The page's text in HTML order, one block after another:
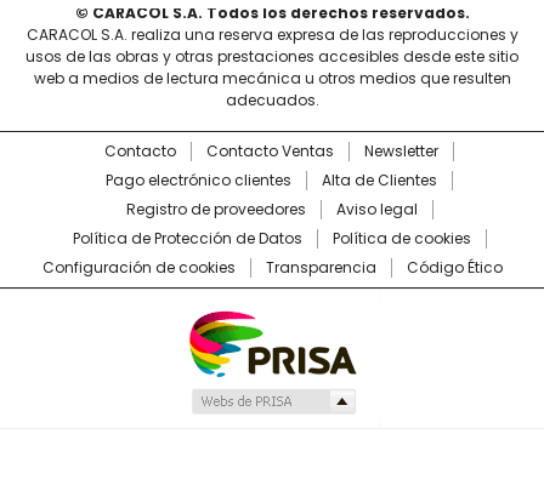
© CARACOL S.A. Todos los derechos reservados.
CARACOL S.A. realiza una reserva expresa de las reproducciones y
usos de las obras y otras prestaciones accesibles desde este sitio
web a medios de lectura mecánica u otros medios que resulten
adecuados.
Contacto Contacto Ventas
Newsletter
Pago electrónico clientes
Alta de Clientes
Registro de proveedores
Aviso legal
Política de Protección de Datos
Política de cookies
Configuración de cookies
Transparencia Código Ético